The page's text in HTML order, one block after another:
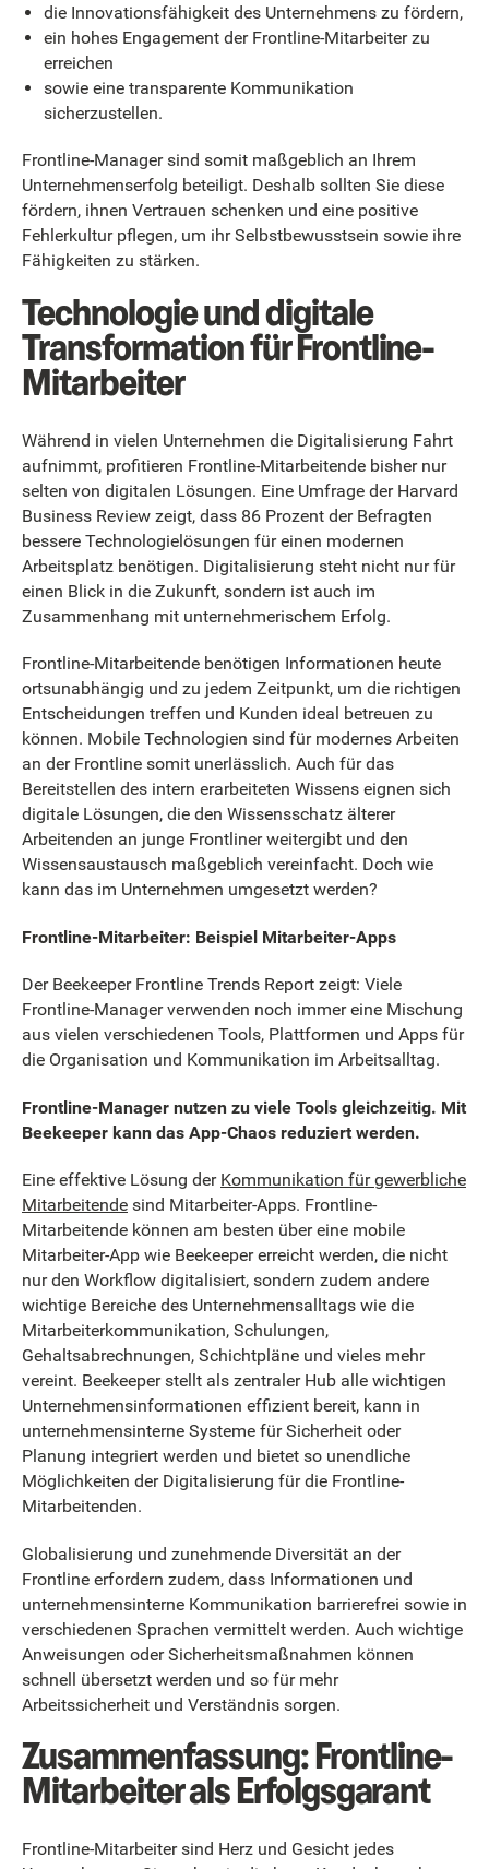
die Innovationsfähigkeit des Unternehmens zu fördern,
ein hohes Engagement der Frontline-Mitarbeiter zu
erreichen
sowie eine transparente Kommunikation
sicherzustellen.
Frontline-Manager sind somit maßgeblich an Ihrem
Unternehmenserfolg beteiligt. Deshalb sollten Sie diese
fördern, ihnen Vertrauen schenken und eine positive
Fehlerkultur pflegen, um ihr Selbstbewusstsein sowie ihre
Fähigkeiten zu stärken.
Technologie und digitale
Transformation für Frontline-
Mitarbeiter
Während in vielen Unternehmen die Digitalisierung Fahrt
aufnimmt, profitieren Frontline-Mitarbeitende bisher nur
selten von digitalen Lösungen. Eine Umfrage der Harvard
Business Review zeigt, dass 86 Prozent der Befragten
bessere Technologielösungen für einen modernen
Arbeitsplatz benötigen. Digitalisierung steht nicht nur für
einen Blick in die Zukunft, sondern ist auch im
Zusammenhang mit unternehmerischem Erfolg.
Frontline-Mitarbeitende benötigen Informationen heute
ortsunabhängig und zu jedem Zeitpunkt, um die richtigen
Entscheidungen treffen und Kunden ideal betreuen zu
können. Mobile Technologien sind für modernes Arbeiten
an der Frontline somit unerlässlich. Auch für das
Bereitstellen des intern erarbeiteten Wissens eignen sich
digitale Lösungen, die den Wissensschatz älterer
Arbeitenden an junge Frontliner weitergibt und den
Wissensaustausch maßgeblich vereinfacht. Doch wie
kann das im Unternehmen umgesetzt werden?
Frontline-Mitarbeiter: Beispiel Mitarbeiter-Apps
Der Beekeeper Frontline Trends Report zeigt: Viele
Frontline-Manager verwenden noch immer eine Mischung
aus vielen verschiedenen Tools, Plattformen und Apps für
die Organisation und Kommunikation im Arbeitsalltag.
Frontline-Manager nutzen zu viele Tools gleichzeitig. Mit
Beekeeper kann das App-Chaos reduziert werden.
Eine effektive Lösung der Kommunikation für gewerbliche
Mitarbeitende sind Mitarbeiter-Apps. Frontline-
Mitarbeitende können am besten über eine mobile
Mitarbeiter-App wie Beekeeper erreicht werden, die nicht
nur den Workflow digitalisiert, sondern zudem andere
wichtige Bereiche des Unternehmensalltags wie die
Mitarbeiterkommunikation, Schulungen,
Gehaltsabrechnungen, Schichtpläne und vieles mehr
vereint. Beekeeper stellt als zentraler Hub alle wichtigen
Unternehmensinformationen effizient bereit, kann in
unternehmensinterne Systeme für Sicherheit oder
Planung integriert werden und bietet so unendliche
Möglichkeiten der Digitalisierung für die Frontline-
Mitarbeitenden.
Globalisierung und zunehmende Diversität an der
Frontline erfordern zudem, dass Informationen und
unternehmensinterne Kommunikation barrierefrei sowie in
verschiedenen Sprachen vermittelt werden. Auch wichtige
Anweisungen oder Sicherheitsmaßnahmen können
schnell übersetzt werden und so für mehr
Arbeitssicherheit und Verständnis sorgen.
Zusammenfassung: Frontline-
Mitarbeiter als Erfolgsgarant
Frontline-Mitarbeiter sind Herz und Gesicht jedes